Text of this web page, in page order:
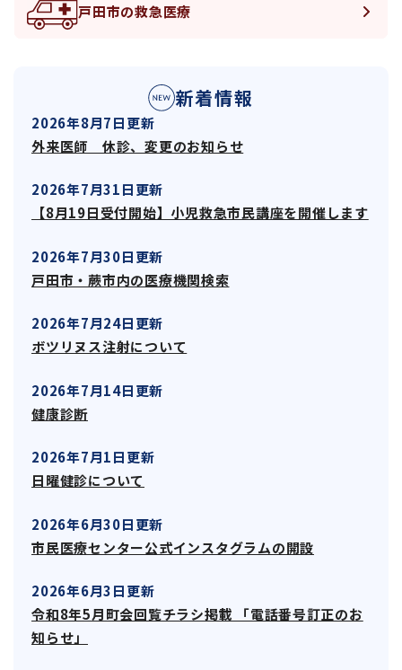
戸田市の救急医療
新着情報
2026年8月7日更新
外来医師 休診、変更のお知らせ
2026年7月31日更新
【8月19日受付開始】小児救急市民講座を開催します
2026年7月30日更新
戸田市・蕨市内の医療機関検索
2026年7月24日更新
ボツリヌス注射について
2026年7月14日更新
健康診断
2026年7月1日更新
日曜健診について
2026年6月30日更新
市民医療センター公式インスタグラムの開設
2026年6月3日更新
令和8年5月町会回覧チラシ掲載 「電話番号訂正のお
知らせ」